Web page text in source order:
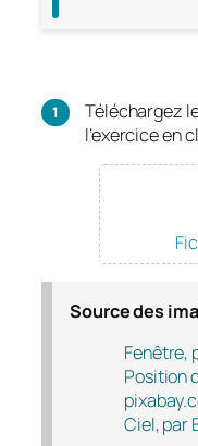
Téléchargez
l’exercice en
Source des
Fenêtre,
Position
Ciel, par